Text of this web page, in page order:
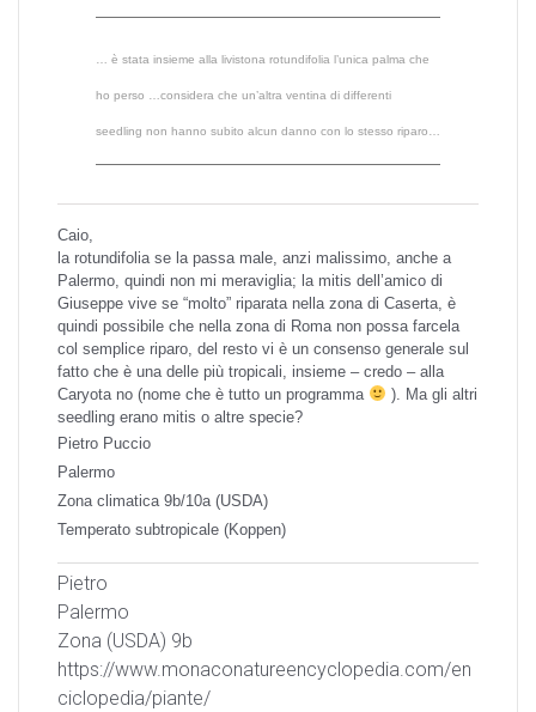
… è stata insieme alla livistona rotundifolia l’unica palma che
ho perso …considera che un’altra ventina di differenti
seedling non hanno subito alcun danno con lo stesso riparo…
Caio,
la rotundifolia se la passa male, anzi malissimo, anche a
Palermo, quindi non mi meraviglia; la mitis dell’amico di
Giuseppe vive se “molto” riparata nella zona di Caserta, è
quindi possibile che nella zona di Roma non possa farcela
col semplice riparo, del resto vi è un consenso generale sul
fatto che è una delle più tropicali, insieme – credo – alla
Caryota no (nome che è tutto un programma
). Ma gli altri
seedling erano mitis o altre specie?
Pietro Puccio
Palermo
Zona climatica 9b/10a (USDA)
Temperato subtropicale (Koppen)
Pietro
Palermo
Zona (USDA) 9b
https://www.monaconatureencyclopedia.com/en
ciclopedia/piante/